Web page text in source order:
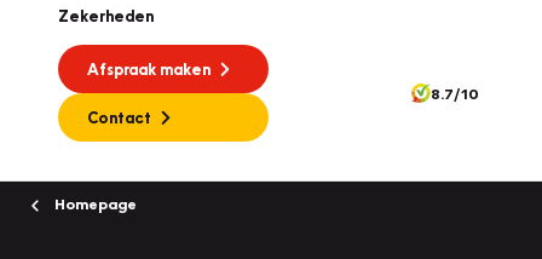
Zekerheden
Afspraak maken
Contact
8.7/10
Homepage